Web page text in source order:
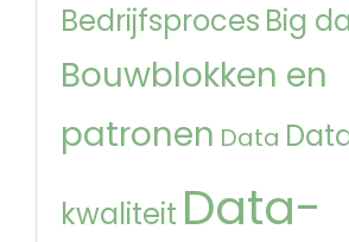
Bedrijfsproces Big
Bouwblokken en
patronen Data
kwaliteit Data-